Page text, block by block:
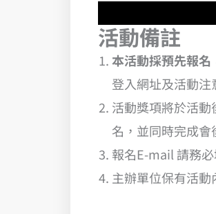
活動備註
本活動採預先報
登入網址及活動注
活動獎項將於活
名，並同時完成會
報名E-mail 請務
主辦單位保有活動